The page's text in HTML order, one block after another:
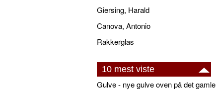
Giersing, Harald
Canova, Antonio
Rakkerglas
10 mest viste
Gulve - nye gulve oven på det gamle